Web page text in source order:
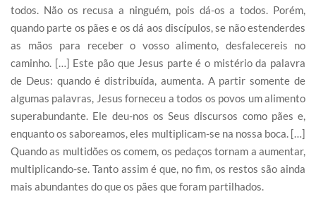
todos. Não os recusa a ninguém, pois dá-os a todos. Porém,
quando parte os pães e os dá aos discípulos, se não estenderdes
as mãos para receber o vosso alimento, desfalecereis no
caminho. […] Este pão que Jesus parte é o mistério da palavra
de Deus: quando é distribuída, aumenta. A partir somente de
algumas palavras, Jesus forneceu a todos os povos um alimento
superabundante. Ele deu-nos os Seus discursos como pães e,
enquanto os saboreamos, eles multiplicam-se na nossa boca. […]
Quando as multidões os comem, os pedaços tornam a aumentar,
multiplicando-se. Tanto assim é que, no fim, os restos são ainda
mais abundantes do que os pães que foram partilhados.